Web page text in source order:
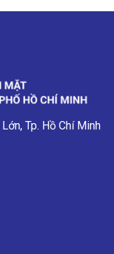
Tp. Hồ Chí Minh